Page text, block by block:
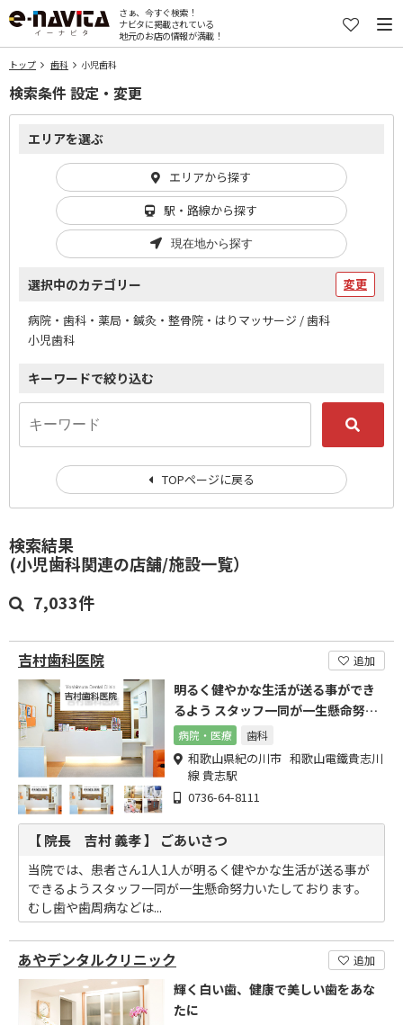
さぁ、今すぐ検索！
ナビタに掲載されている
地元のお店の情報が満載！
トップ 歯科 小児歯科
検索結果
(小児歯科関連の店舗/施設一覧）
7,033件
吉村歯科医院 追加
明るく健やかな生活が送る事ができ
るよう スタッフ一同が一生懸命努力
いたしております。
病院・医療 歯科
和歌山県紀の川市 和歌山電鐵貴志川
線 貴志駅
0736-64-8111
【 院長 吉村 義孝 】 ごあいさつ
当院では、患者さん1人1人が明るく健やかな生活が送る事が
できるようスタッフ一同が一生懸命努力いたしております。
むし歯や歯周病などは...
あやデンタルクリニック 追加
輝く白い歯、健康で美しい歯をあな
たに
検索条件 設定・変更
エリアを選ぶ
エリアから探す
駅・路線から探す
現在地から探す
選択中のカテゴリー 変更
病院・歯科・薬局・鍼灸・整骨院・はりマッサージ / 歯科
小児歯科
キーワードで絞り込む
TOPページに戻る